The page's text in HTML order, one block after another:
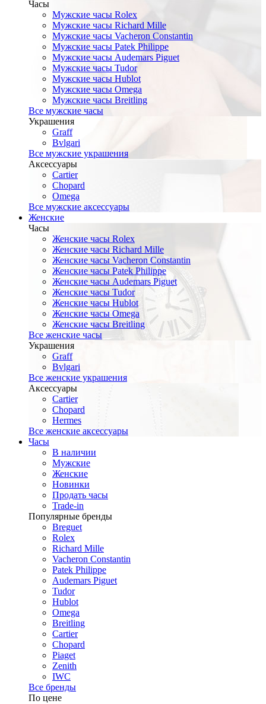
Часы
Мужские часы Rolex
Мужские часы Richard Mille
Мужские часы Vacheron Constantin
Мужские часы Patek Philippe
Мужские часы Audemars Piguet
Мужские часы Tudor
Мужские часы Hublot
Мужские часы Omega
Мужские часы Breitling
Все мужские часы
Украшения
Graff
Bvlgari
Все мужские украшения
Аксессуары
Cartier
Chopard
Omega
Все мужские аксессуары
Женские
Часы
Женские часы Rolex
Женские часы Richard Mille
Женские часы Vacheron Constantin
Женские часы Patek Philippe
Женские часы Audemars Piguet
Женские часы Tudor
Женские часы Hublot
Женские часы Omega
Женские часы Breitling
Все женские часы
Украшения
Graff
Bvlgari
Все женские украшения
Аксессуары
Cartier
Chopard
Hermes
Все женские аксессуары
Часы
В наличии
Мужские
Женские
Новинки
Продать часы
Trade-in
Популярные бренды
Breguet
Rolex
Richard Mille
Vacheron Constantin
Patek Philippe
Audemars Piguet
Tudor
Hublot
Omega
Breitling
Cartier
Chopard
Piaget
Zenith
IWC
Все бренды
По цене